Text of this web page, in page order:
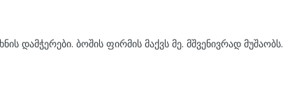
დამჭერები. ბოშის ფირმის მაქვს მე. მშვენივრად მუშაობს.